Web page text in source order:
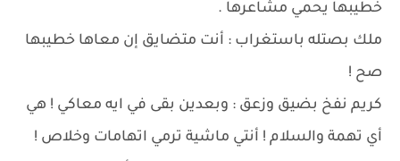
خطيبها يحمي مشاعرها .
ملك بصتله باستغراب : أنت متضايق إن معاها خطيبها
صح !
كريم نفخ بضيق وزعق : وبعدين بقى في ايه معاكي ! هي
أي تهمة والسلام ! أنتي ماشية ترمي اتهامات وخلاص !